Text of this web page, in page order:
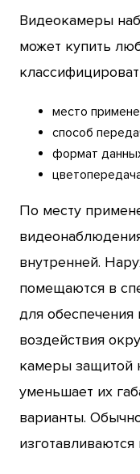
Видеокамеры
может купить
место
способ
формат
По месту
внутренней.
помещаются в
для обеспечения
воздействия
камеры защитой
уменьшает их
варианты.
изготавливаются